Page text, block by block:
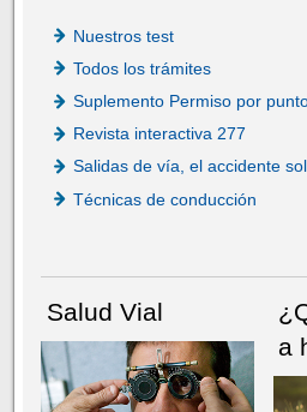
Nuestros test
Todos los trámites
Suplemento Permiso por
Revista interactiva 277
Salidas de vía, el accidente
Técnicas de conducción
Salud Vial
a